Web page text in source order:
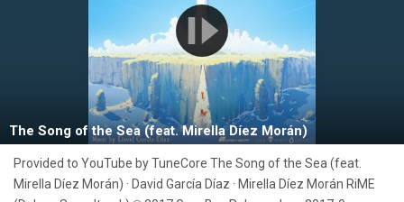
The Song of the Sea (feat. Mirella Díez Morán)
Provided to YouTube by TuneCore The Song of the Sea (feat.
Mirella Díez Morán) · David García Díaz · Mirella Díez Morán RiME